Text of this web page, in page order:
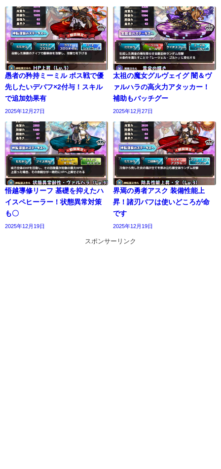
愚者の矜持ミーミル ボス戦で優
先したいデバフ×2付与！スキル
で追加効果有
2025年12月27日
太祖の魔女グルヴェイグ 闇＆ヴ
ァルハラの高火力アタッカー！
補助もバッチグー
2025年12月27日
悟越導修リーフ 基礎を抑えたハ
イスペヒーラー！状態異常対策
も〇
2025年12月19日
界焉の勇者アスク 装備性能上
昇！諸刃バフは使いどころが命
です
2025年12月19日
スポンサーリンク